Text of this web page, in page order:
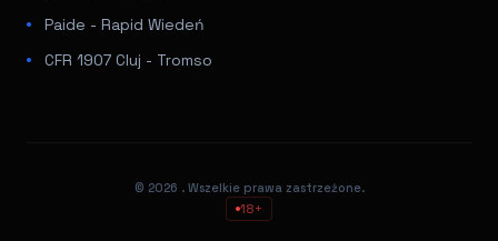
Paide - Rapid Wiedeń
CFR 1907 Cluj - Tromso
© 2026 . Wszelkie prawa zastrzeżone.
18+